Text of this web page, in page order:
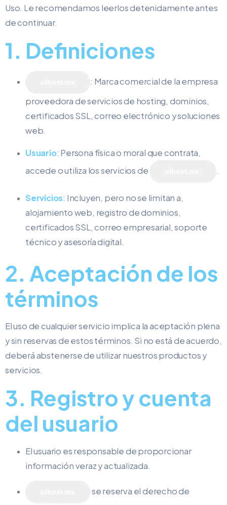
Uso. Le recomendamos leerlos detenidamente antes
de continuar.
1. Definiciones
: Marca comercial de la empresa
proveedora de servicios de hosting, dominios,
certificados SSL, correo electrónico y soluciones
web.
Usuario: Persona física o moral que contrata,
accede o utiliza los servicios de
.
Servicios: Incluyen, pero no se limitan a,
alojamiento web, registro de dominios,
certificados SSL, correo empresarial, soporte
técnico y asesoría digital.
2. Aceptación de los
términos
El uso de cualquier servicio implica la aceptación plena
y sin reservas de estos términos. Si no está de acuerdo,
deberá abstenerse de utilizar nuestros productos y
servicios.
3. Registro y cuenta
del usuario
El usuario es responsable de proporcionar
información veraz y actualizada.
se reserva el derecho de